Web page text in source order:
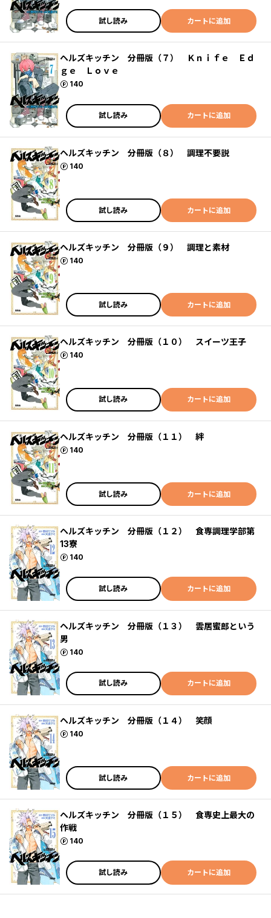
試し読み カートに追加
ヘルズキッチン 分冊版（７） Ｋｎｉｆｅ Ｅｄ
ｇｅ Ｌｏｖｅ
140
ポイント
試し読み カートに追加
ヘルズキッチン 分冊版（８） 調理不要説
140
ポイント
試し読み カートに追加
ヘルズキッチン 分冊版（９） 調理と素材
140
ポイント
試し読み カートに追加
ヘルズキッチン 分冊版（１０） スイーツ王子
140
ポイント
試し読み カートに追加
ヘルズキッチン 分冊版（１１） 絆
140
ポイント
試し読み カートに追加
ヘルズキッチン 分冊版（１２） 食専調理学部第
13寮
140
ポイント
試し読み カートに追加
ヘルズキッチン 分冊版（１３） 雲居蜜郎という
男
140
ポイント
試し読み カートに追加
ヘルズキッチン 分冊版（１４） 笑顔
140
ポイント
試し読み カートに追加
ヘルズキッチン 分冊版（１５） 食専史上最大の
作戦
140
ポイント
試し読み カートに追加